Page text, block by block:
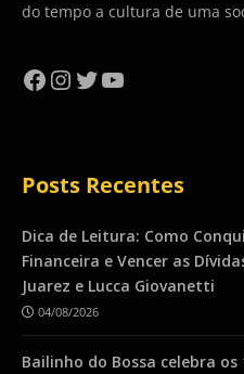
do tempo a cultura de uma
Facebook
Instagram
Twitter
YouTube
Posts Recentes
Dica de Leitura: Como
Financeira e Vencer as
Juarez e Lucca Giovanetti
04/08/2026
Bailinho do Bossa celebra